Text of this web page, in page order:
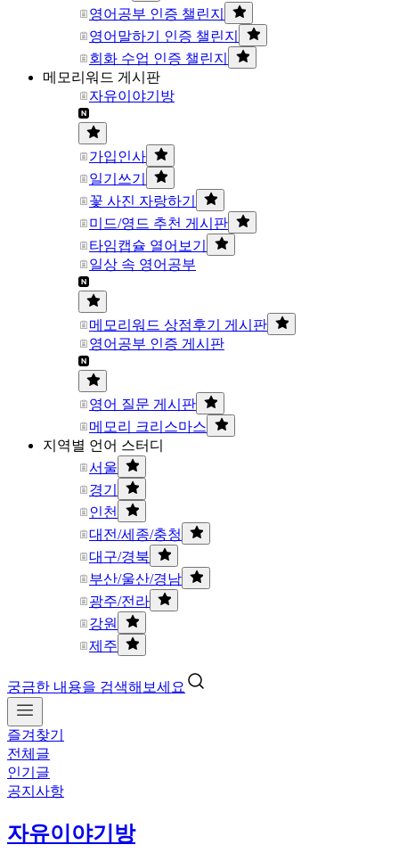
영어공부 인증 챌린지
영어말하기 인증 챌린지
회화 수업 인증 챌린지
메모리워드 게시판
자유이야기방
가입인사
일기쓰기
꽃 사진 자랑하기
미드/영드 추천 게시판
타임캡슐 열어보기
일상 속 영어공부
메모리워드 상점후기 게시판
영어공부 인증 게시판
영어 질문 게시판
메모리 크리스마스
지역별 언어 스터디
서울
경기
인천
대전/세종/충청
대구/경북
부산/울산/경남
광주/전라
강원
제주
궁금한 내용을 검색해보세요
즐겨찾기
전체글
인기글
공지사항
자유이야기방